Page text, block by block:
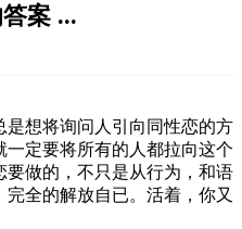
案 ...
想将询问人引向同性恋的方
定要将所有的人都拉向这个
做的，不只是从行为，和语
全的解放自已。活着，你又